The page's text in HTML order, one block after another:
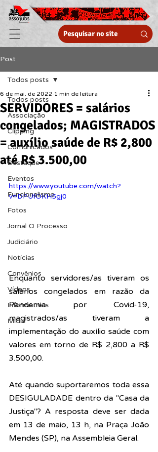
Post
Todos posts
Associação
Clipping
Comunicados
Destaque
Eventos
Funcionalismo
Fotos
Jornal O Processo
Judiciário
Notícias
Convênios
Vídeos
Informativos
Midia
Todos posts
SERVIDORES = salários
congelados; MAGISTRADOS
= auxílio saúde de R$ 2,800
até R$ 3.500,00
6 de mai. de 2022 1 min de leitura
https://www.youtube.com/watch?
v=DPUfOKH5gj0
Enquanto servidores/as tiveram os
salários congelados em razão da
Pandemia por Covid-19,
magistrados/as tiveram a
implementação do auxílio saúde com
valores em torno de R$ 2,800 a R$
3.500,00.
Até quando suportaremos toda essa
DESIGULADADE dentro da "Casa da
Justiça"? A resposta deve ser dada
em 13 de maio, 13 h, na Praça João
Mendes (SP), na Assembleia Geral.